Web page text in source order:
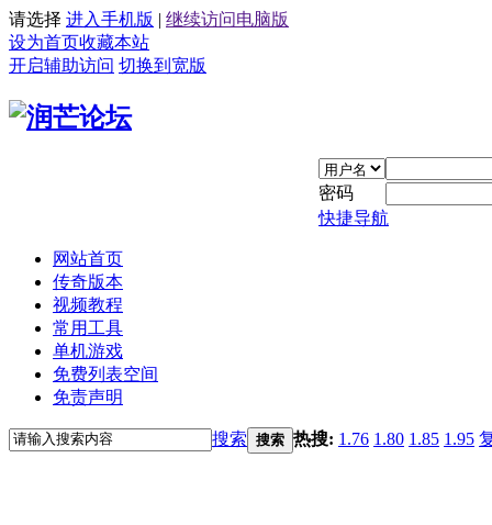
请选择 进入手机版 | 继续访问电脑版
设为首页收藏本站
开启辅助访问 切换到宽版
密码
快捷导航
网站首页
传奇版本
视频教程
常用工具
单机游戏
免费列表空间
免责声明
搜索 搜索 热搜: 1.76 1.80 1.85 1.95